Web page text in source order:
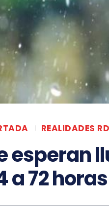
REALIDADES RD
esperan
a 72